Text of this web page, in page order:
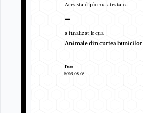
Această diplomă atestă că
–
a finalizat lecția
Animale din curtea bunicilor
Data
2026-08-08